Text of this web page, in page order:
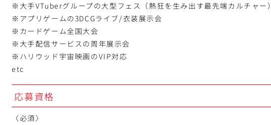
※大手VTuberグループの大型フェス（熱狂を生み出す最先端カルチャー）
※アプリゲームの3DCGライブ/衣装展示会
※カードゲーム全国大会
※大手配信サービスの周年展示会
※ハリウッド宇宙映画のVIP対応
etc
応募資格
〈必須〉